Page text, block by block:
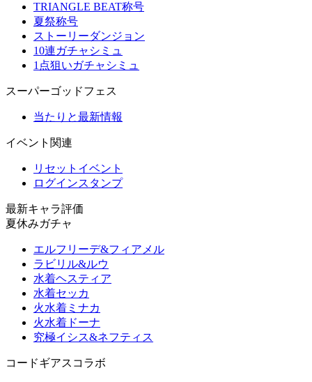
TRIANGLE BEAT称号
夏祭称号
ストーリーダンジョン
10連ガチャシミュ
1点狙いガチャシミュ
スーパーゴッドフェス
当たりと最新情報
イベント関連
リセットイベント
ログインスタンプ
最新キャラ評価
夏休みガチャ
エルフリーデ&フィアメル
ラビリル&ルウ
水着ヘスティア
水着セッカ
火水着ミナカ
火水着ドーナ
究極イシス&ネフティス
コードギアスコラボ